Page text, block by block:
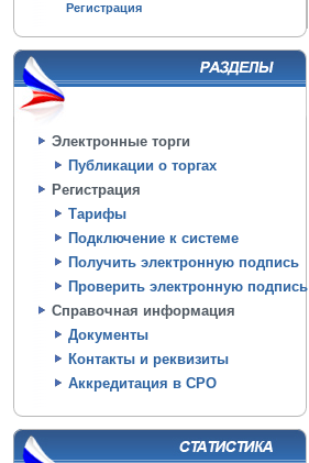
Регистрация
Электронные торги
Публикации о торгах
Регистрация
Тарифы
Подключение к системе
Получить электронную подпись
Проверить электронную подпись
Справочная информация
Документы
Контакты и реквизиты
Аккредитация в СРО